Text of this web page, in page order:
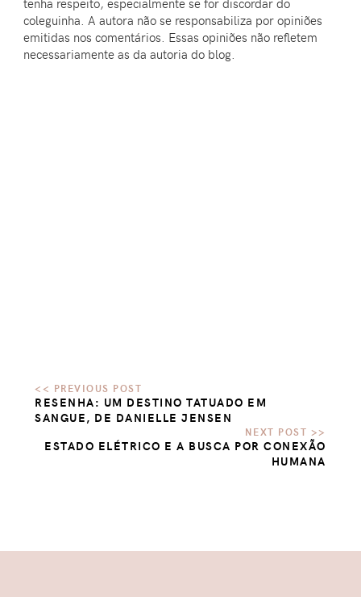
tenha respeito, especialmente se for discordar do
coleguinha. A autora não se responsabiliza por opiniões
emitidas nos comentários. Essas opiniões não refletem
necessariamente as da autoria do blog.
RESENHA: UM DESTINO TATUADO EM
SANGUE, DE DANIELLE JENSEN
ESTADO ELÉTRICO E A BUSCA POR CONEXÃO
HUMANA